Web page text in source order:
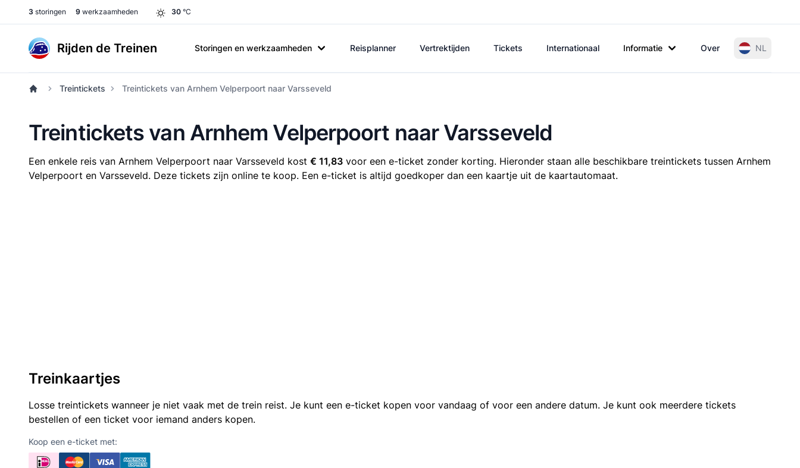
3 storingen 9 werkzaamheden 30 °C
Rijden de Treinen Storingen en werkzaamheden Reisplanner Vertrektijden Tickets Internationaal Informatie Over NL
Treintickets Treintickets van Arnhem Velperpoort naar Varsseveld
Treintickets van Arnhem Velperpoort naar Varsseveld
Een enkele reis van Arnhem Velperpoort naar Varsseveld kost € 11,83 voor een e-ticket zonder korting. Hieronder staan alle beschikbare treintickets tussen Arnhem
Velperpoort en Varsseveld. Deze tickets zijn online te koop. Een e-ticket is altijd goedkoper dan een kaartje uit de kaartautomaat.
Treinkaartjes
Losse treintickets wanneer je niet vaak met de trein reist. Je kunt een e-ticket kopen voor vandaag of voor een andere datum. Je kunt ook meerdere tickets
bestellen of een ticket voor iemand anders kopen.
Koop een e-ticket met: